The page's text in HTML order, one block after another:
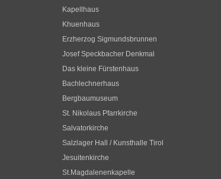
Kapellhaus
Khuenhaus
Erzherzog Sigmundsbrunnen
Josef Speckbacher Denkmal
Das kleine Fürstenhaus
Bachlechnerhaus
Bergbaumuseum
St. Nikolaus Pfarrkirche
Salvatorkirche
Salzlager Hall / Kunsthalle Tirol
Jesuitenkirche
St.Magdalenenkapelle